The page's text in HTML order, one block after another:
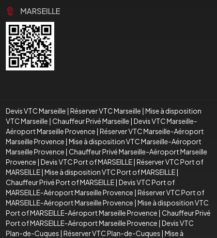
MARSEILLE
Devis VTC Marseille | Réserver VTC Marseille | Mise à disposition
VTC Marseille | Chauffeur Privé Marseille | Devis VTC Marseille-
Aéroport Marseille Provence | Réserver VTC Marseille-Aéroport
Marseille Provence | Mise à disposition VTC Marseille-Aéroport
Marseille Provence | Chauffeur Privé Marseille-Aéroport Marseille
Provence | Devis VTC Port of MARSEILLE| Réserver VTC Port of
MARSEILLE| Mise à disposition VTC Port of MARSEILLE|
Chauffeur Privé Port of MARSEILLE| Devis VTC Port of
MARSEILLE-Aéroport Marseille Provence | Réserver VTC Port of
MARSEILLE-Aéroport Marseille Provence | Mise à disposition VTC
Port of MARSEILLE-Aéroport Marseille Provence | Chauffeur Privé
Port of MARSEILLE-Aéroport Marseille Provence | Devis VTC
Plan-de-Cuques | Réserver VTC Plan-de-Cuques | Mise à